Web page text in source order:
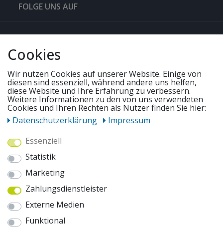
FOLGE UNS AUF
QUICKLINKS & TIPPS
UNSERE ANGEBOTE
WIR VERSENDEN MIT
AUSZEICHNUNGEN & SICHERHEIT
© 2026 pentagonsports.de
Cookies
Wir nutzen Cookies auf unserer Website. Einige von
diesen sind essenziell, während andere uns helfen,
diese Website und Ihre Erfahrung zu verbessern.
Weitere Informationen zu den von uns verwendeten
Cookies und Ihren Rechten als Nutzer finden Sie hier:
Daten­schutz­erklärung
Impressum
Essenziell
Statistik
Marketing
Zahlungsdienstleister
Externe Medien
Funktional